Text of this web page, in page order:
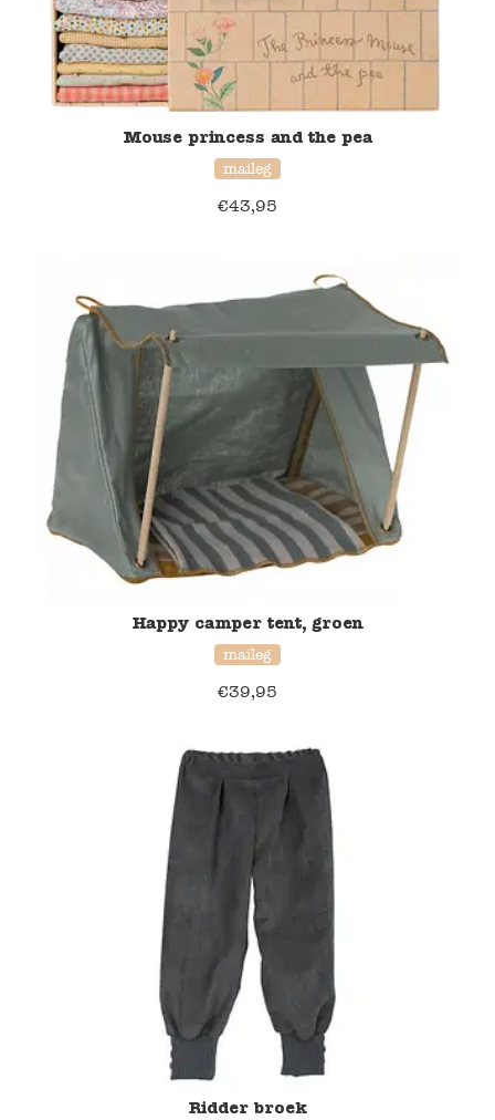
Mouse princess and the pea
maileg
€43,95
Happy camper tent, groen
maileg
€39,95
Ridder broek